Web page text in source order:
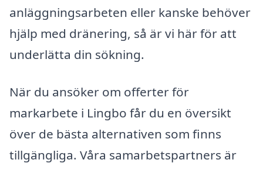
anläggningsarbeten eller kanske behöver
hjälp med dränering, så är vi här för att
underlätta din sökning.
När du ansöker om offerter för
markarbete i Lingbo får du en översikt
över de bästa alternativen som finns
tillgängliga. Våra samarbetspartners är